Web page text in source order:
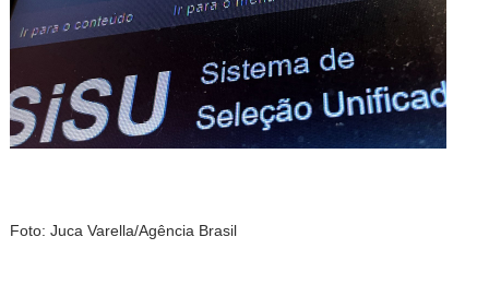
Foto: Juca Varella/Agência Brasil